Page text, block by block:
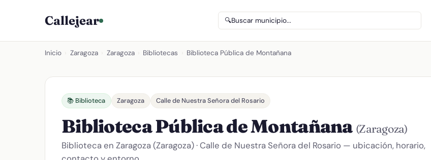
Callejear 🔍Buscar municipio...
Inicio Zaragoza Zaragoza Bibliotecas Biblioteca Pública de Montañana
📚 Biblioteca Zaragoza Calle de Nuestra Señora del Rosario
Biblioteca Pública de Montañana (Zaragoza)
Biblioteca en Zaragoza (Zaragoza) · Calle de Nuestra Señora del Rosario — ubicación, horario,